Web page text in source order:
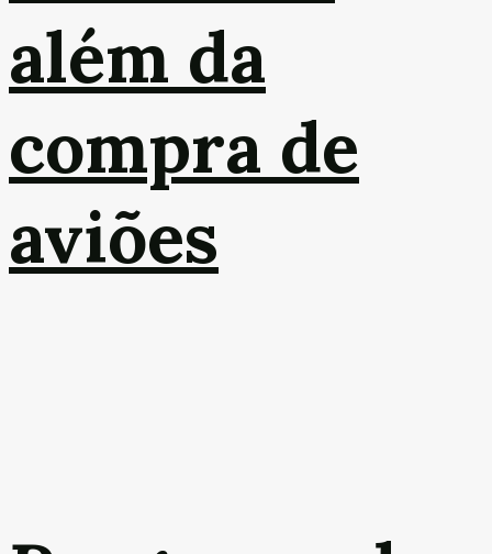
além da
compra de
aviões